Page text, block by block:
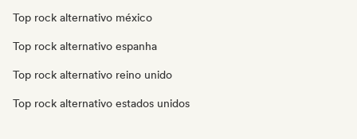
Top rock alternativo méxico
Top rock alternativo espanha
Top rock alternativo reino unido
Top rock alternativo estados unidos